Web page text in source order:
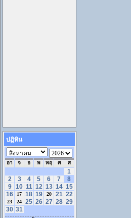
ปฏิทิน
อา จ อ พ พฤ ศ ส
1
2
3 4 5 6 7
8
9
10 11 12 13 14 15
16
17 18 19 20 21 22
23 24 25 26 27 28 29
30 31